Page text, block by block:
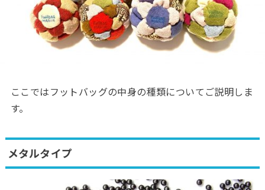
ここではフットバッグの中身の種類についてご説明しま
す。
メタルタイプ